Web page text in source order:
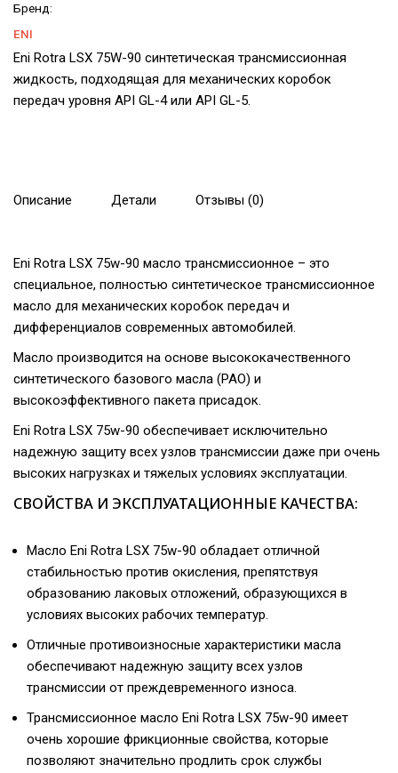
Бренд:
ENI
Eni Rotra LSX 75W-90 синтетическая трансмиссионная
жидкость, подходящая для механических коробок
передач уровня API GL-4 или API GL-5.
Описание Детали Отзывы (0)
Eni Rotra LSX 75w-90 масло трансмиссионное – это
специальное, полностью синтетическое трансмиссионное
масло для механических коробок передач и
дифференциалов современных автомобилей.
Масло производится на основе высококачественного
синтетического базового масла (PAO) и
высокоэффективного пакета присадок.
Eni Rotra LSX 75w-90 обеспечивает исключительно
надежную защиту всех узлов трансмиссии даже при очень
высоких нагрузках и тяжелых условиях эксплуатации.
СВОЙСТВА И ЭКСПЛУАТАЦИОННЫЕ КАЧЕСТВА:
Масло Eni Rotra LSX 75w-90 обладает отличной
стабильностью против окисления, препятствуя
образованию лаковых отложений, образующихся в
условиях высоких рабочих температур.
Отличные противоизносные характеристики масла
обеспечивают надежную защиту всех узлов
трансмиссии от преждевременного износа.
Трансмиссионное масло Eni Rotra LSX 75w-90 имеет
очень хорошие фрикционные свойства, которые
позволяют значительно продлить срок службы